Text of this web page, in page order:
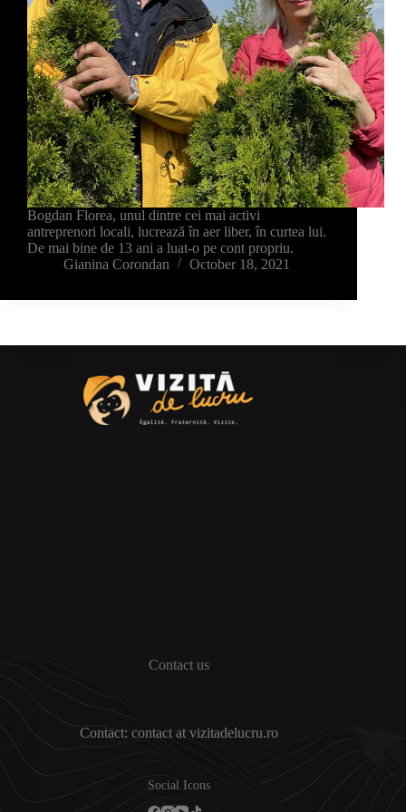
Bogdan Florea, unul dintre cei mai activi
antreprenori locali, lucrează în aer liber, în curtea lui.
De mai bine de 13 ani a luat-o pe cont propriu.
Gianina Corondan
October 18, 2021
Contact us
Contact: contact at vizitadelucru.ro
Social Icons